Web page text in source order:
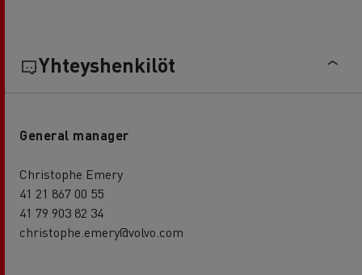
Yhteyshenkilöt
General manager
Christophe Emery
41 21 867 00 55
41 79 903 82 34
christophe.emery@volvo.com